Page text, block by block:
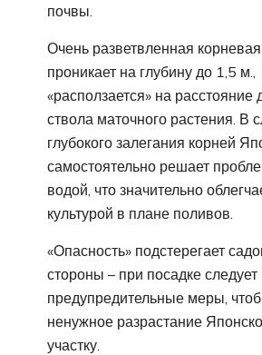
почвы.
Очень разветвленная
проникает на глубину до 1,5 м.,
«расползается» на расстояние
ствола маточного растения. В
глубокого залегания корней
самостоятельно решает
водой, что значительно
культурой в плане поливов.
«Опасность» подстерегает
стороны – при посадке следует
предупредительные меры,
ненужное разрастание
участку.